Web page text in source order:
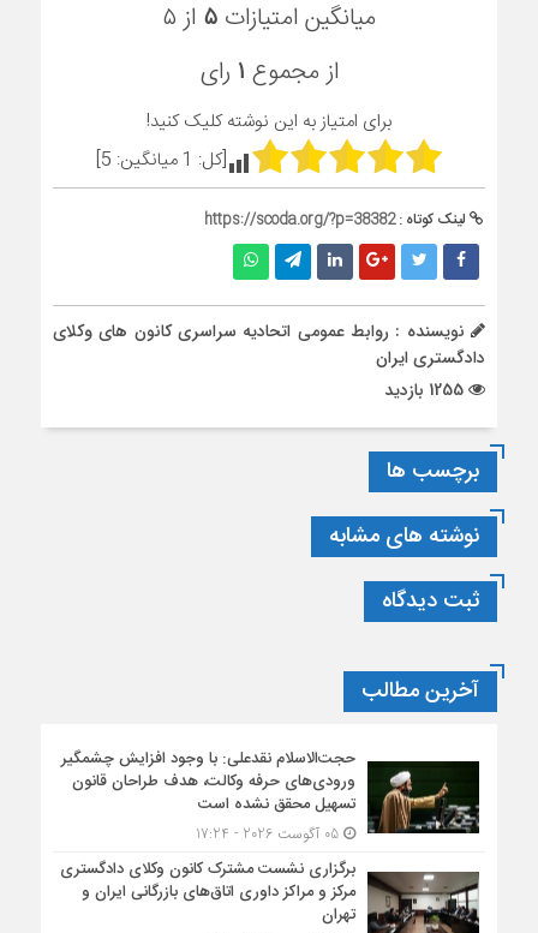
میانگین امتیازات ۵ از ۵
از مجموع ۱ رای
برای امتیاز به این نوشته کلیک کنید!
[کل: 1 میانگین: 5
]
لینک کوتاه :https://scoda.org/?p=38382
نویسنده : روابط عمومی اتحادیه سراسری کانون های وکلای
دادگستری ایران
برچسب ها
نوشته های مشابه
ثبت دیدگاه
آخرین مطالب
حجت‌الاسلام نقدعلی: با وجود افزایش چشمگیر
ورودی‌های حرفه وکالت، هدف طراحان قانون
تسهیل محقق نشده است
05 آگوست 2026 - 17:24
برگزاری نشست مشترک کانون وکلای دادگستری
مرکز و مراکز داوری اتاق‌های بازرگانی ایران و
تهران